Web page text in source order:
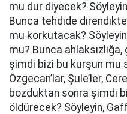
mu dur diyecek?
Bunca tehdide
mu korkutacak?
mu? Bunca
şimdi bizi bu kurşun mu
Özgecan’lar, Şule’ler,
bozduktan sonra şimdi
öldürecek? Söyleyin,